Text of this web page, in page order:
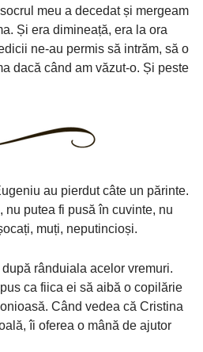
meu a decedat și mergeam
Și era dimineață, era la ora
ne-au permis să intrăm, să o
dacă când am văzut-o. Și peste
au pierdut câte un părinte.
nu putea fi pusă în cuvinte, nu
muți, neputincioși.
rânduiala acelor vremuri.
ca fiica ei să aibă o copilărie
Când vedea că Cristina
îi oferea o mână de ajutor